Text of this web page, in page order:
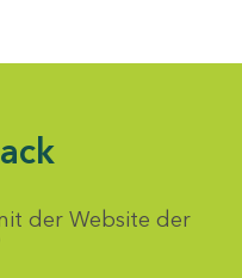
der Website der